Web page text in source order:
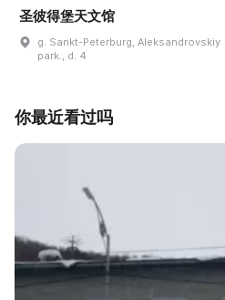
圣彼得堡天文馆
g. Sankt-Peterburg, Aleksandrovskiy
park., d. 4
你最近看过吗